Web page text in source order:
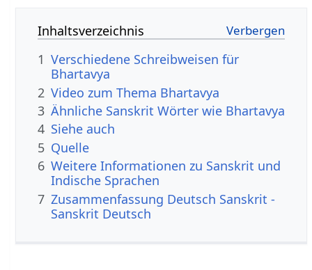
Inhaltsverzeichnis
1 Verschiedene Schreibweisen für
Bhartavya
2 Video zum Thema Bhartavya
3 Ähnliche Sanskrit Wörter wie Bhartavya
4 Siehe auch
5 Quelle
6 Weitere Informationen zu Sanskrit und
Indische Sprachen
7 Zusammenfassung Deutsch Sanskrit -
Sanskrit Deutsch